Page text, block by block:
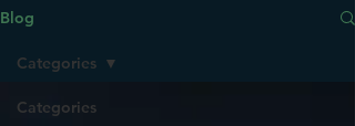
Blog
Categories
Categories